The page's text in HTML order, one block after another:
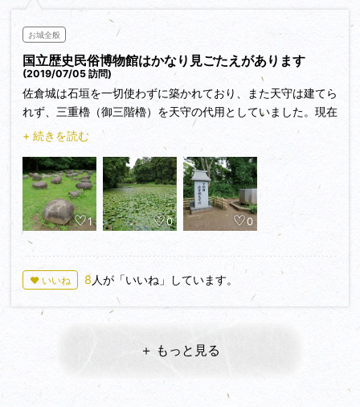
中に昇進してハリスと日米修好通商条約を結んだ🇯🇵🇺🇸
堀田は日本を開国させた偉人…として像の横にある案内板に紹
介されていた
お城全般
国立歴史民俗博物館はかなり見ごたえがあります
(2019/07/05 訪問)
佐倉城は石垣を一切使わずに築かれており、また天守は建てら
れず、三重櫓（御三階櫓）を天守の代用としていました。現在
は佐倉城址公園として整備されており、国立歴史民俗博物館が
建てられています。博物館の横に復元整備された角馬出があ
り、その奥に公園化された曲輪や土塁を見ることができます。
また水堀も残っています。
国立歴史民俗博物館はかなり見ごたえのある博物館で、時間が
いくらあっても見きれないほどの展示内容でした。
+ 続きを読む
1 0 0
♥ いいね 8 人が「いいね」しています。
＋ もっと見る